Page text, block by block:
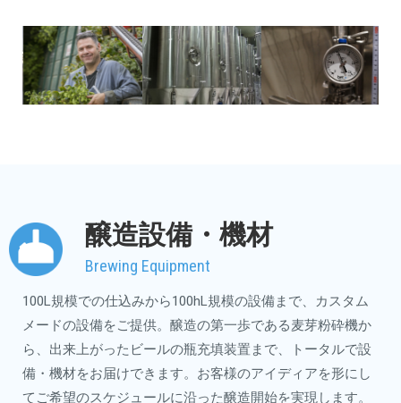
醸造設備・機材
Brewing Equipment
100L規模での仕込みから100hL規模の設備まで、カスタム
メードの設備をご提供。醸造の第一歩である麦芽粉砕機か
ら、出来上がったビールの瓶充填装置まで、トータルで設
備・機材をお届けできます。お客様のアイディアを形にし
てご希望のスケジュールに沿った醸造開始を実現します。